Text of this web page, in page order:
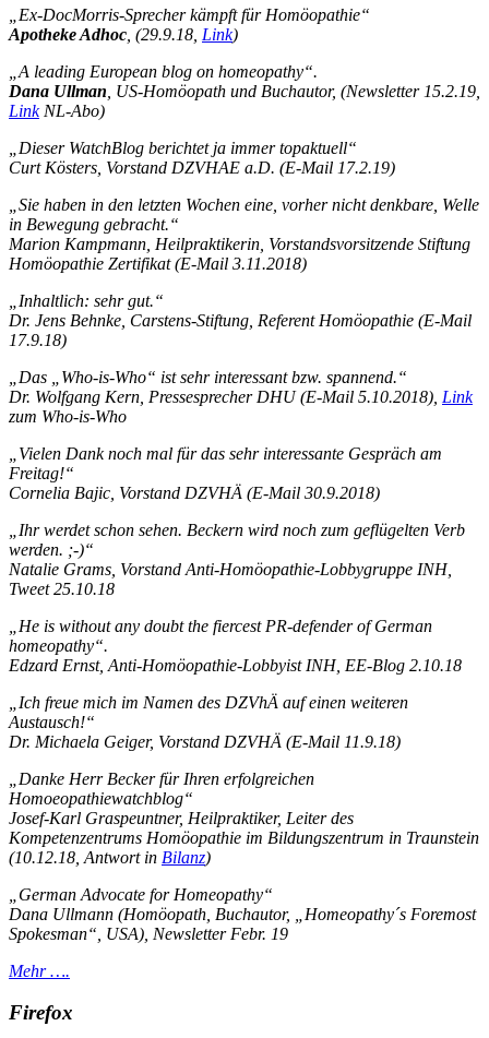
„Ex-DocMorris-Sprecher kämpft für Homöopathie“
Apotheke Adhoc , (29.9.18, Link)
„A leading European blog on homeopathy“.
Dana Ullman , US-Homöopath und Buchautor, (Newsletter 15.2.19,
LinkNL-Abo)
„Dieser WatchBlog berichtet ja immer topaktuell“
Curt Kösters, Vorstand DZVHAE a.D. (E-Mail 17.2.19)
„Sie haben in den letzten Wochen eine, vorher nicht denkbare, Welle
in Bewegung gebracht.“
Marion Kampmann, Heilpraktikerin, Vorstandsvorsitzende Stiftung
Homöopathie Zertifikat (E-Mail 3.11.2018)
„Inhaltlich: sehr gut.“
Dr. Jens Behnke, Carstens-Stiftung, Referent Homöopathie (E-Mail
17.9.18)
„Das „Who-is-Who“ ist sehr interessant bzw. spannend.“
Dr. Wolfgang Kern, Pressesprecher DHU (E-Mail 5.10.2018), Link
zum Who-is-Who
„Vielen Dank noch mal für das sehr interessante Gespräch am
Freitag!“
Cornelia Bajic, Vorstand DZVHÄ (E-Mail 30.9.2018)
„Ihr werdet schon sehen. Beckern wird noch zum geflügelten Verb
werden. ;-)“
Natalie Grams, Vorstand Anti-Homöopathie-Lobbygruppe INH,
Tweet 25.10.18
„He is without any doubt the fiercest PR-defender of German
homeopathy“.
Edzard Ernst, Anti-Homöopathie-Lobbyist INH, EE-Blog 2.10.18
Ich freue mich im Namen des DZVhÄ auf einen weiteren
Austausch!“
Dr. Michaela Geiger, Vorstand DZVHÄ (E-Mail 11.9.18)
Danke Herr Becker für Ihren erfolgreichen
Homoeopathiewatchblog“
Josef-Karl Graspeuntner, Heilpraktiker, Leiter des
Kompetenzentrums Homöopathie im Bildungszentrum in Traunstein
(10.12.18, Antwort in Bilanz)
„German Advocate for Homeopathy“
Dana Ullmann (Homöopath, Buchautor, „Homeopathy´s Foremost
Spokesman“, USA), Newsletter Febr. 19
Mehr ….
Firefox